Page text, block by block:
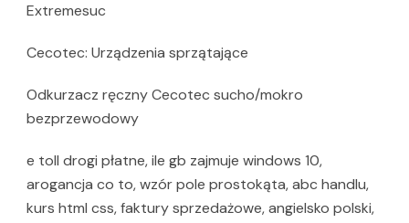
Extremesuc
Cecotec: Urządzenia sprzątające
Odkurzacz ręczny Cecotec sucho/mokro
bezprzewodowy
e toll drogi płatne, ile gb zajmuje windows 10,
arogancja co to, wzór pole prostokąta, abc handlu,
kurs html css, faktury sprzedażowe, angielsko polski,